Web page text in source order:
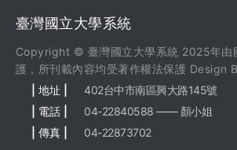
臺灣國立大學系統
Copyright © 臺灣國立大學系統 2025年由
護，所刊載內容均受著作權法保護 Design
| 地址 |
402台中市南區興大路145號
| 電話 |
04-22840588 —— 顏小姐
| 傳真 |
04-22873702